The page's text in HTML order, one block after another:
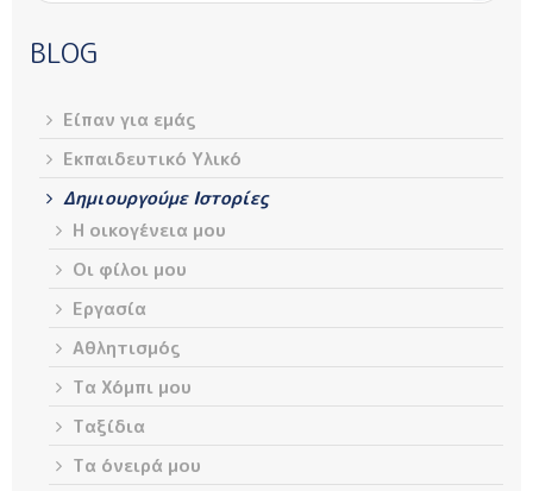
BLOG
Είπαν για εμάς
Εκπαιδευτικό Υλικό
Δημιουργούμε Ιστορίες
H oικογένεια μου
Οι φίλοι μου
Εργασία
Αθλητισμός
Τα Χόμπι μου
Ταξίδια
Τα όνειρά μου